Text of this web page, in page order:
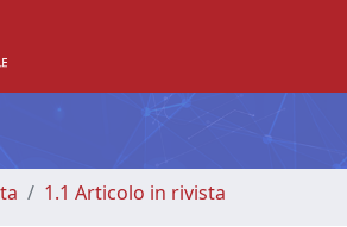
1.1 Articolo in rivista